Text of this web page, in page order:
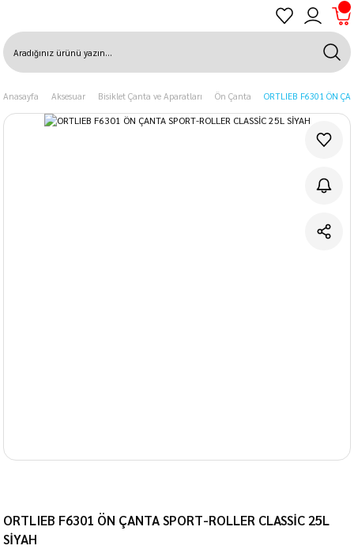
Anasayfa Aksesuar Bisiklet Çanta ve Aparatları Ön Çanta ORTLIEB F6301 ÖN
ORTLIEB F6301 ÖN ÇANTA SPORT-ROLLER CLASSİC 25L
SİYAH